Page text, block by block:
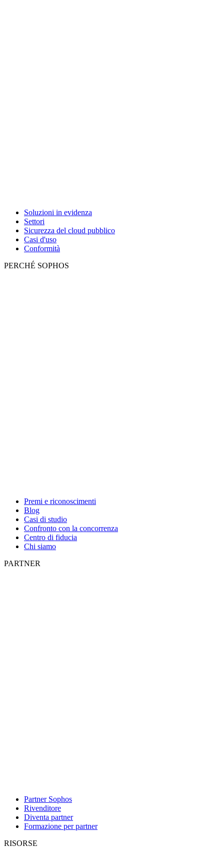
Soluzioni in evidenza
Settori
Sicurezza del cloud pubblico
Casi d'uso
Conformità
PERCHÉ SOPHOS
Premi e riconoscimenti
Blog
Casi di studio
Confronto con la concorrenza
Centro di fiducia
Chi siamo
PARTNER
Partner Sophos
Rivenditore
Diventa partner
Formazione per partner
RISORSE